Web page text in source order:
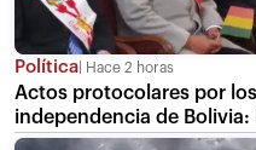
Política Hace 2 horas
Actos protocolares por
independencia de Bolivia: